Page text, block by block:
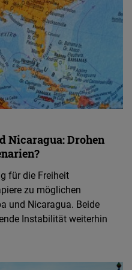
Nicaragua: Drohen
für die Freiheit
zu möglichen
und Nicaragua. Beide
Instabilität weiterhin